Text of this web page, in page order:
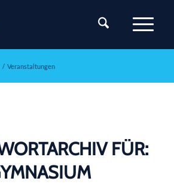
/ Veranstaltungen
FÜR: